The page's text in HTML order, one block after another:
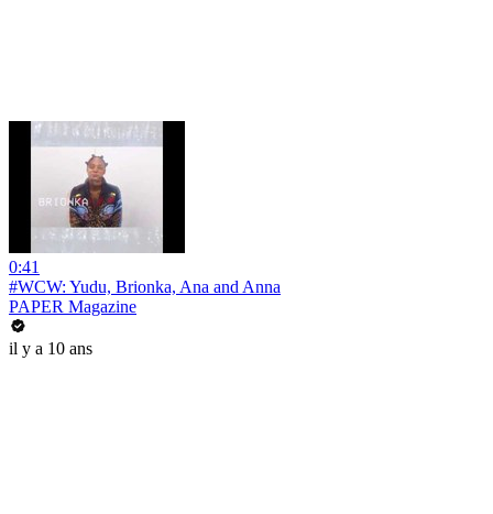
0:41
#WCW: Yudu, Brionka, Ana and Anna
PAPER Magazine
il y a 10 ans